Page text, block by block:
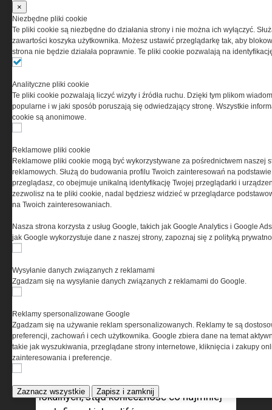
przeznaczone są przede wszystkim dla
podoficerów oraz w niewielkiej liczbie
(około 8%) dla oficerów, przy czym dla
są tylko i wyłącznie etaty dowódców grup.
Ćwiczenia poligonowe;
fot. arch. JWK (Daniel
Ze względu na specyfikę realizowanych
być przygotowany do pełnienia funkcji
instruktora, mentora dowódcy
partnerskich jednostek różnych szczebli,
lokalnych, stąd konieczność co najmniej
×
Niezbędne pliki cookie
Te pliki cookie są niezbędne do działania strony i nie można ich wyłączyć.
zawartości koszyka użytkownika. Możesz ustawić przeglądarkę tak, aby
strona nie będzie działała poprawnie. Te pliki cookie pozwalają na
Analityczne pliki cookie
Te pliki cookie pozwalają liczyć wizyty i źródła ruchu. Dzięki tym plikom
popularne i w jaki sposób poruszają się odwiedzający stronę. Wszystkie
cookie są anonimowe.
Reklamowe pliki cookie
Reklamowe pliki cookie mogą być wykorzystywane za pośrednictwem naszej
reklamowych. Służą do budowania profilu Twoich zainteresowań na
przeglądasz, co obejmuje unikalną identyfikację Twojej przeglądarki i
zezwolisz na te pliki cookie, nadal będziesz widzieć w przeglądarce
na Twoich zainteresowaniach.
Nasza strona korzysta z usług Google, takich jak Google Analytics i Google
jak Google wykorzystuje dane z naszej strony, zapoznaj się z polityką
Wysyłanie danych związanych z reklamami
Zgadzam się na wysyłanie danych związanych z reklamami do Google.
Reklamy spersonalizowane Google
Zgadzam się na używanie reklam spersonalizowanych. Reklamy te są
preferencji, zachowań i cech użytkownika. Google zbiera dane na temat
takie jak wyszukiwania, przeglądane strony internetowe, kliknięcia i zakupy
zainteresowania i preferencje.
Zaznacz wszystkie Zapisz i zamknij